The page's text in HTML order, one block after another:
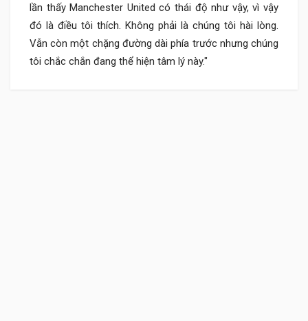
lần thấy Manchester United có thái độ như vậy, vì vậy
đó là điều tôi thích. Không phải là chúng tôi hài lòng.
Vẫn còn một chặng đường dài phía trước nhưng chúng
tôi chắc chắn đang thể hiện tâm lý này."